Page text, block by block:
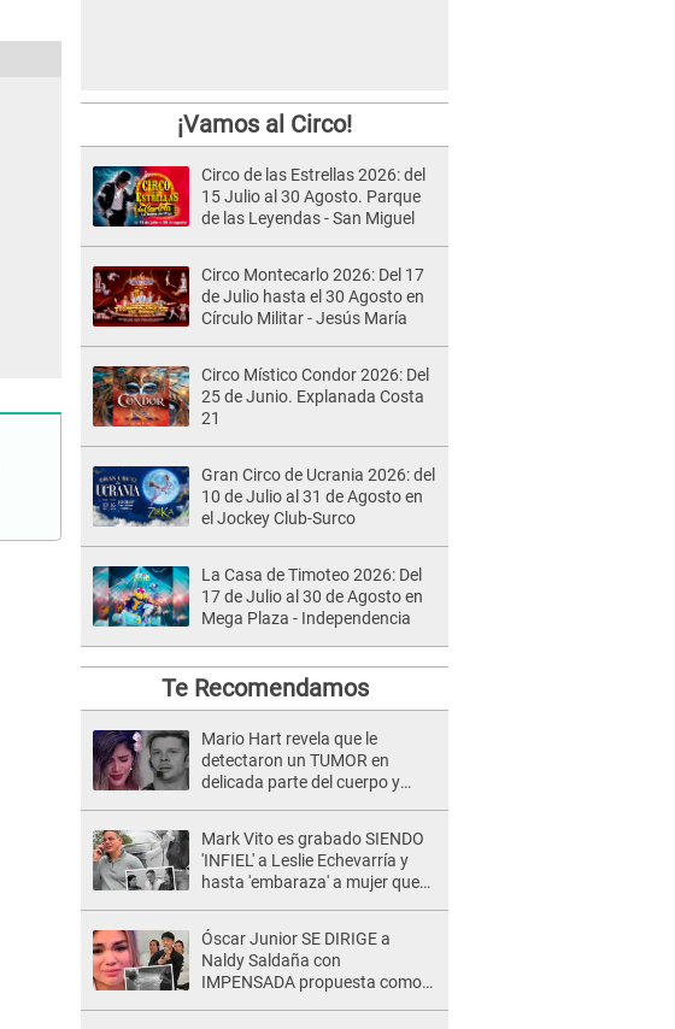
¡Vamos al Circo!
Circo de las Estrellas 2026: del
15 Julio al 30 Agosto. Parque
de las Leyendas - San Miguel
Circo Montecarlo 2026: Del 17
de Julio hasta el 30 Agosto en
Círculo Militar - Jesús María
Circo Místico Condor 2026: Del
25 de Junio. Explanada Costa
21
Gran Circo de Ucrania 2026: del
10 de Julio al 31 de Agosto en
el Jockey Club-Surco
La Casa de Timoteo 2026: Del
17 de Julio al 30 de Agosto en
Mega Plaza - Independencia
Te Recomendamos
Mario Hart revela que le
detectaron un TUMOR en
delicada parte del cuerpo y
Mark Vito es grabado SIENDO
'INFIEL' a Leslie Echevarría y
hasta 'embaraza' a mujer que
desgraciado! "
Óscar Junior SE DIRIGE a
Naldy Saldaña con
IMPENSADA propuesta como